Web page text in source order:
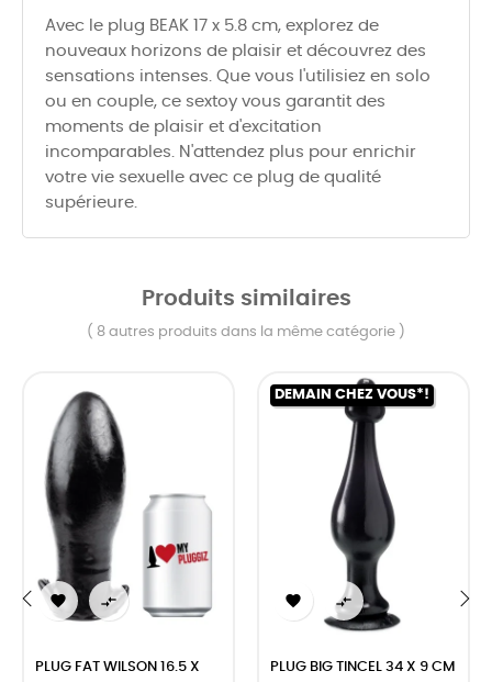
Avec le plug BEAK 17 x 5.8 cm, explorez de
nouveaux horizons de plaisir et découvrez des
sensations intenses. Que vous l'utilisiez en solo
ou en couple, ce sextoy vous garantit des
moments de plaisir et d'excitation
incomparables. N'attendez plus pour enrichir
votre vie sexuelle avec ce plug de qualité
supérieure.
Produits similaires
( 8 autres produits dans la même catégorie )
 
PLUG FAT WILSON 16.5 X
DEMAIN CHEZ VOUS*!
 
PLUG BIG TINCEL 34 X 9 CM